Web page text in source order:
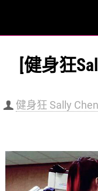
[健身狂
健身狂 Sally Chen